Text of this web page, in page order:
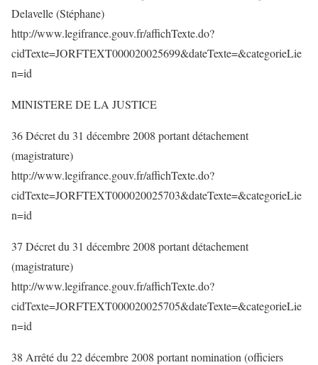
Delavelle (Stéphane)
http://www.legifrance.gouv.fr/affichTexte.do?
cidTexte=JORFTEXT000020025699&dateTexte=&categorieLie
n=id
MINISTERE DE LA JUSTICE
36 Décret du 31 décembre 2008 portant détachement
(magistrature)
http://www.legifrance.gouv.fr/affichTexte.do?
cidTexte=JORFTEXT000020025703&dateTexte=&categorieLie
n=id
37 Décret du 31 décembre 2008 portant détachement
(magistrature)
http://www.legifrance.gouv.fr/affichTexte.do?
cidTexte=JORFTEXT000020025705&dateTexte=&categorieLie
n=id
38 Arrêté du 22 décembre 2008 portant nomination (officiers